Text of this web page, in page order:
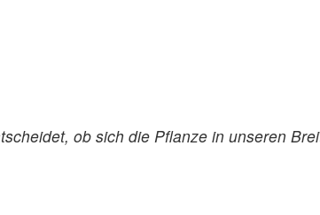
ob sich die Pflanze in unseren